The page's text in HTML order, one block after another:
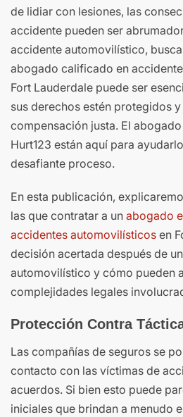
de lidiar con lesiones, las
accidente pueden ser
accidente automovilístico,
abogado calificado en
Fort Lauderdale puede ser
sus derechos estén protegidos
compensación justa. El
Hurt123 están aquí para
desafiante proceso.
En esta publicación,
las que contratar a un abogado
accidentes automovilísticos en
decisión acertada después de
automovilístico y cómo pueden
complejidades legales
Protección Contra
Las compañías de seguros se
contacto con las víctimas de
acuerdos. Si bien esto puede
iniciales que brindan a menudo